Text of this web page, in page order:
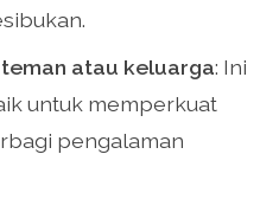
atau keluarga: Ini
untuk memperkuat
pengalaman